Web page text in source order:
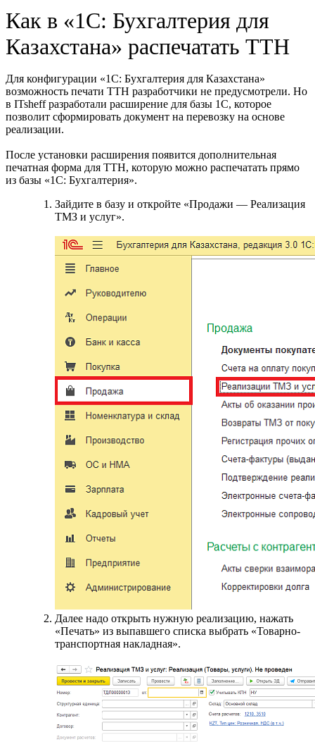
Как в «1С: Бухгалтерия для
Казахстана» распечатать ТТН
Для конфигурации «1С: Бухгалтерия для Казахстана»
возможность печати ТТН разработчики не предусмотрели. Но
в ITsheff разработали расширение для базы 1С, которое
позволит сформировать документ на перевозку на основе
реализации.
После установки расширения появится дополнительная
печатная форма для ТТН, которую можно распечатать прямо
из базы «1С: Бухгалтерия».
Зайдите в базу и откройте «Продажи — Реализация
ТМЗ и услуг».
Далее надо открыть нужную реализацию, нажать
«Печать» из выпавшего списка выбрать «Товарно-
транспортная накладная».